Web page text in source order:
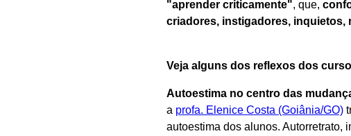
"aprender criticamente", que,
criadores, instigadores,
Veja alguns dos reflexos dos
Autoestima no centro das
a profa. Elenice Costa (Goiânia/GO)
autoestima dos alunos. Autorretrato,